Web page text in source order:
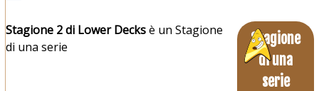
Stagione
di una
serie
Stagione 2 di Lower Decksè un Stagione
di una serie